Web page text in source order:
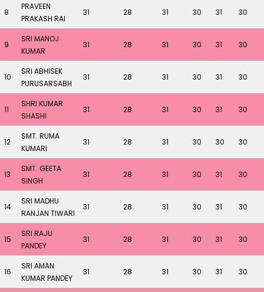
8
PRAVEEN
PRAKASH RAI
31 28 31 30 31 30
9
SRI MANOJ
KUMAR
31 28 31 30 31 30
10
SRI ABHISEK
PURUSARSABH
31 28 31 30 31 30
11
SHRI KUMAR
SHASHI
31 28 31 30 31 30
12
SMT. RUMA
KUMARI
31 28 31 30 30 30
13
SMT. GEETA
SINGH
31 28 31 30 31 30
14
SRI MADHU
RANJAN TIWARI
31 28 31 30 31 30
15
SRI RAJU
PANDEY
31 28 31 30 31 30
16
SRI AMAN
KUMAR PANDEY
31 28 31 30 31 30